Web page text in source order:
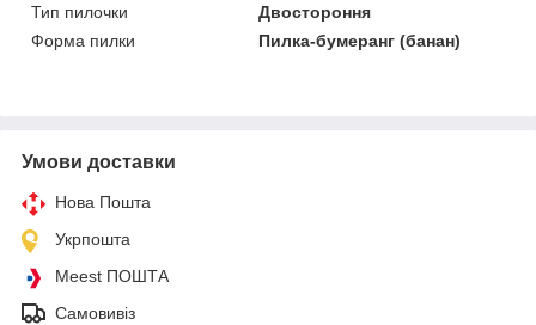
Тип пилочки
Двостороння
Форма пилки
Пилка-бумеранг (банан)
Умови доставки
Нова Пошта
Укрпошта
Meest ПОШТА
Самовивіз